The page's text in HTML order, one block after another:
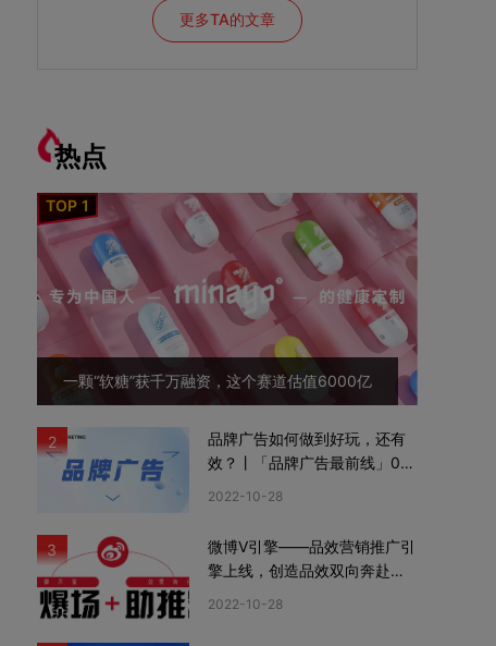
更多TA的文章
热点
一颗“软糖”获千万融资，这个赛道估值6000亿
2
品牌广告如何做到好玩，还有
效？丨「品牌广告最前线」02
2022-10-28
3
微博V引擎——品效营销推广引
擎上线，创造品效双向奔赴新
2022-10-28